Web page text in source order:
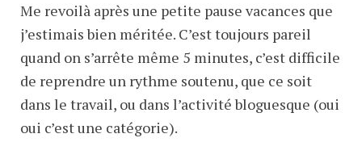
Me revoilà après une petite pause vacances que
j’estimais bien méritée. C’est toujours pareil
quand on s’arrête même 5 minutes, c’est difficile
de reprendre un rythme soutenu, que ce soit
dans le travail, ou dans l’activité bloguesque (oui
oui c’est une catégorie).